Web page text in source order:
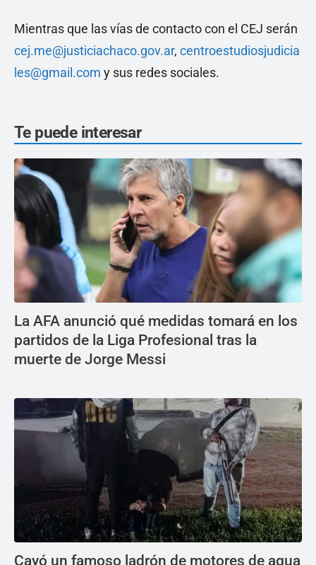
Mientras que las vías de contacto con el CEJ serán
cej.me@justiciachaco.gov.ar, centroestudiosjudicia
les@gmail.com y sus redes sociales.
Te puede interesar
La AFA anunció qué medidas tomará en los
partidos de la Liga Profesional tras la
muerte de Jorge Messi
Cayó un famoso ladrón de motores de agua